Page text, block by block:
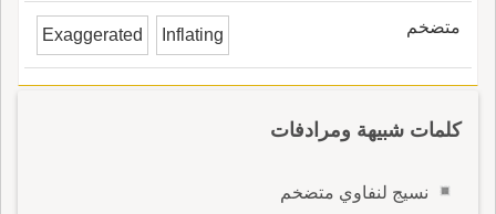
متضخم Exaggerated Inflating
كلمات شبيهة ومرادفات
نسيج لنفاوي متضخم